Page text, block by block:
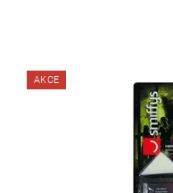
AKCE